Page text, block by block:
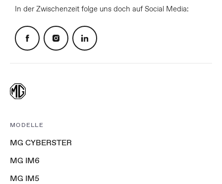
In der Zwischenzeit folge uns doch auf Social Media:
MODELLE
MG CYBERSTER
MG IM6
MG IM5